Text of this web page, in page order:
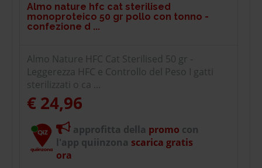
Almo nature hfc cat sterilised
monoproteico 50 gr pollo con tonno -
confezione d ...
Almo Nature HFC Cat Sterilised 50 gr -
Leggerezza HFC e Controllo del Peso I gatti
sterilizzati o ca ...
€ 24,96
approfitta della promo con
l'app quiinzona scarica gratis
ora